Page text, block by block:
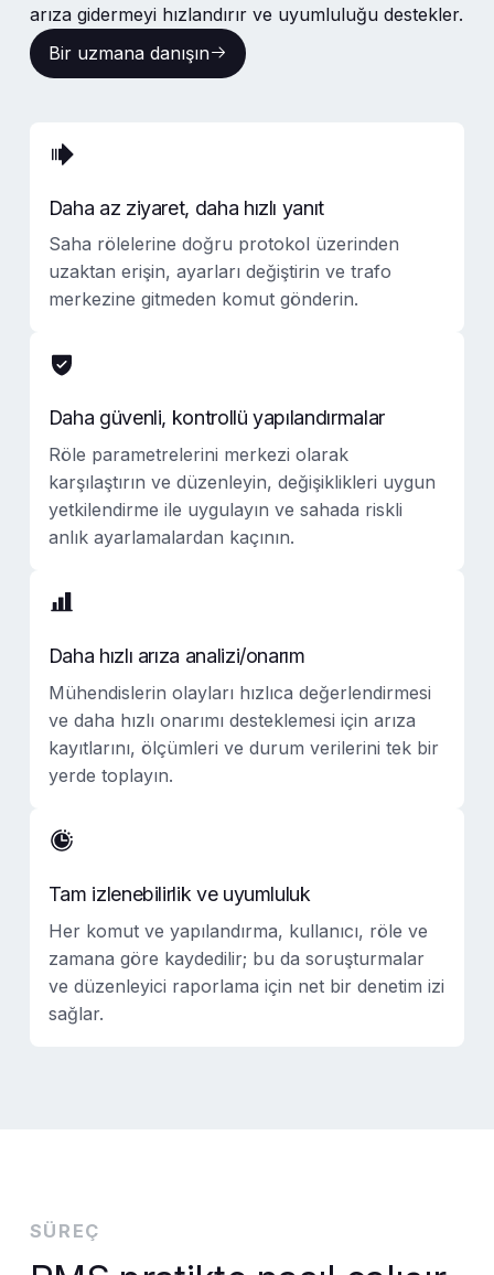
arıza gidermeyi hızlandırır ve uyumluluğu destekler.
Bir uzmana danışın
Bir uzmana danışın
Daha az ziyaret, daha hızlı yanıt
Saha rölelerine doğru protokol üzerinden
uzaktan erişin, ayarları değiştirin ve trafo
merkezine gitmeden komut gönderin.
Daha güvenli, kontrollü yapılandırmalar
Röle parametrelerini merkezi olarak
karşılaştırın ve düzenleyin, değişiklikleri uygun
yetkilendirme ile uygulayın ve sahada riskli
anlık ayarlamalardan kaçının.
Daha hızlı arıza analizi/onarım
Mühendislerin olayları hızlıca değerlendirmesi
ve daha hızlı onarımı desteklemesi için arıza
kayıtlarını, ölçümleri ve durum verilerini tek bir
yerde toplayın.
Tam izlenebilirlik ve uyumluluk
Her komut ve yapılandırma, kullanıcı, röle ve
zamana göre kaydedilir; bu da soruşturmalar
ve düzenleyici raporlama için net bir denetim izi
sağlar.
SÜREÇ